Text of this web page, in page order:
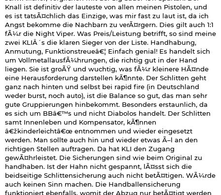
Knall ist definitiv der lauteste von allen meinen Pistolen, und
es ist tatsÃ¤chlich das Einzige, was mir fast zu laut ist, da ich
Angst bekomme die Nachbarn zu verÃ¤rgern. Dies gilt auch 1:1
fÃ¼r die Night Viper. Was Preis/Leistung betrifft, so sind meine
zwei KLIÂ´s die klaren Sieger von der Liste. Handhabung,
Anmutung, Funktionstreueâ€¦ Einfach genial! Es handelt sich
um VollmetallausfÃ¼hrungen, die richtig gut in der Hand
liegen. Sie ist groÃŸ und wuchtig, was fÃ¼r kleinere HÃ¤nde
eine Herausforderung darstellen kÃ¶nnte. Der Schlitten geht
ganz nach hinten und selbst bei rapid fire (in Deutschland
weder burst, noch auto), ist die Balance so gut, das man sehr
gute Gruppierungen hinbekommt. Besonders erstaunlich, da
es sich um BBâ€™s und nicht Diabolos handelt. Der Schlitten
samt Innenleben und Kompensator, kÃ¶nnen
â€žkinderleichtâ€œ entnommen und wieder eingesetzt
werden. Man sollte auch hin und wieder etwas Ã–l an den
richtigen Stellen auftragen. Da hat KLI den Zugang
gewÃ¤hrleistet. Die Sicherungen sind wie beim Original zu
handhaben. Ist der Hahn nicht gespannt, lÃ¤sst sich die
beidseitige Schlittensicherung auch nicht betÃ¤tigen. WÃ¼rde
auch keinen Sinn machen. Die Handballensicherung
funktioniert ebenfalls, womit der Abzug nur betÃ¤tigt werden